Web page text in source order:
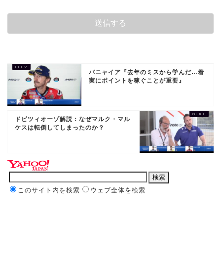
バニャイア『去年のミスから学んだ…着
実にポイントを稼ぐことが重要』
ドビツィオーゾ解説：なぜマルク・マル
ケスは転倒してしまったのか？
このサイト内を検索 ウェブ全体を検索